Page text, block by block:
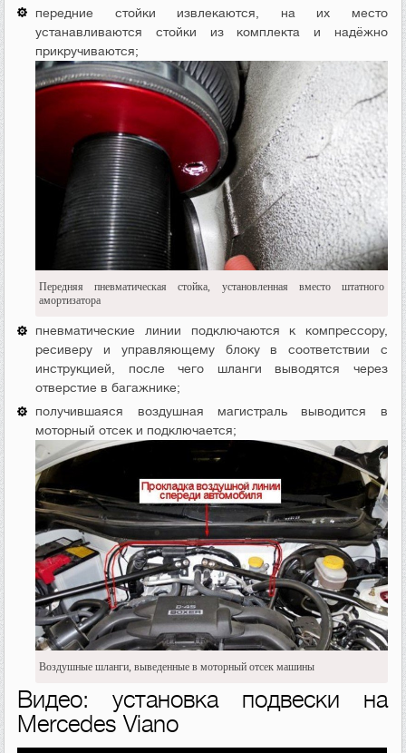
передние стойки извлекаются, на их место
устанавливаются стойки из комплекта и надёжно
прикручиваются;
Передняя пневматическая стойка, установленная вместо штатного
амортизатора
пневматические линии подключаются к компрессору,
ресиверу и управляющему блоку в соответствии с
инструкцией, после чего шланги выводятся через
отверстие в багажнике;
получившаяся воздушная магистраль выводится в
моторный отсек и подключается;
Воздушные шланги, выведенные в моторный отсек машины
Видео: установка подвески на
Mercedes Viano